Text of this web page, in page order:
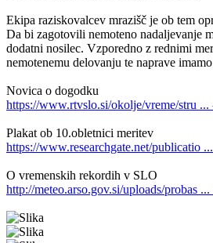
Ekipa raziskovalcev mrazišč je ob tem
Da bi zagotovili nemoteno nadaljevanje
dodatni nosilec. Vzporedno z rednimi
nemotenemu delovanju te naprave
Novica o dogodku
https://www.rtvslo.si/okolje/vreme/stru ...
Plakat ob 10.obletnici meritev
https://www.researchgate.net/publicatio
O vremenskih rekordih v SLO
http://meteo.arso.gov.si/uploads/probas